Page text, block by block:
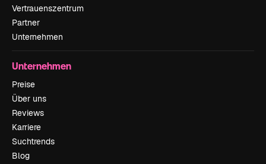
Vertrauenszentrum
Partner
Unternehmen
Unternehmen
Preise
Über uns
Reviews
Karriere
Suchtrends
Blog